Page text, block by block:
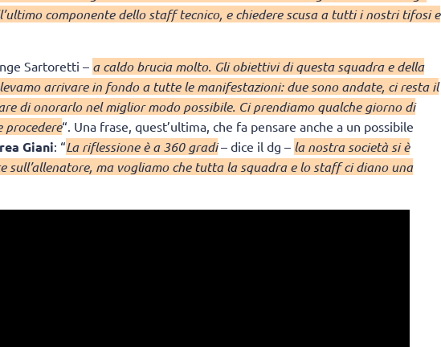
componente dello staff tecnico, e chiedere scusa a tutti i nostri tifosi e
Sartoretti – a caldo brucia molto. Gli obiettivi di questa squadra e della
arrivare in fondo a tutte le manifestazioni: due sono andate, ci resta il
di onorarlo nel miglior modo possibile. Ci prendiamo qualche giorno di
procedere“. Una frase, quest’ultima, che fa pensare anche a un possibile
Giani: “La riflessione è a 360 gradi– dice il dg – la nostra società si è
sull’allenatore, ma vogliamo che tutta la squadra e lo staff ci diano una